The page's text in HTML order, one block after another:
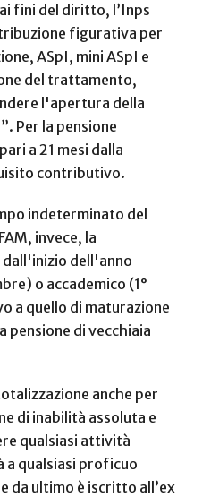
fini del diritto, l’Inps
figurativa per
ASpI, mini ASpI e
del trattamento,
l'apertura della
Per la pensione
a 21 mesi dalla
contributivo.
indeterminato del
invece, la
dell'anno
o accademico (1°
a quello di maturazione
pensione di vecchiaia
anche per
di inabilità assoluta e
qualsiasi attività
a qualsiasi proficuo
da ultimo è iscritto all’ex